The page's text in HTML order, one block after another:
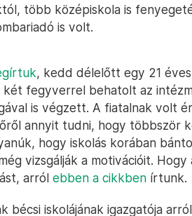
több középiskola is
is volt.
, kedd délelőtt egy 21
két fegyverrel behatolt az
is végzett. A fiatalnak volt
annyit tudni, hogy többször
hogy iskolás korában
vizsgálják a motivációit.
arról ebben a cikkben írtunk.
bécsi iskolájának igazgatója